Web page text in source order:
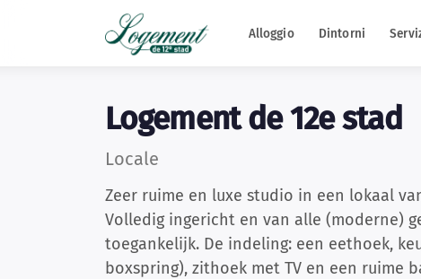
Alloggio Dintorni
Logement de 12e stad
Locale
Zeer ruime en luxe studio in een lokaal
Volledig ingericht en van alle (moderne)
toegankelijk. De indeling: een eethoek,
boxspring), zithoek met TV en een ruime